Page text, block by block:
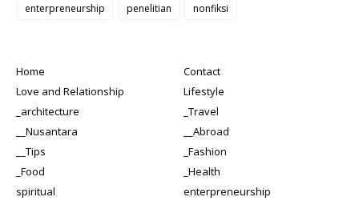
enterpreneurship
penelitian nonfiksi
Home
Contact
Love and Relationship
Lifestyle
_architecture
_Travel
__Nusantara
__Abroad
__Tips
_Fashion
_Food
_Health
spiritual
enterpreneurship